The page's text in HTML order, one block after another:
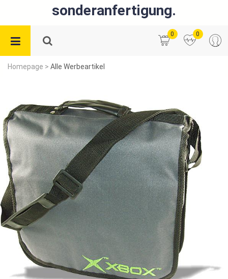
sonderanfertigung.
0 0
Homepage > Alle Werbeartikel